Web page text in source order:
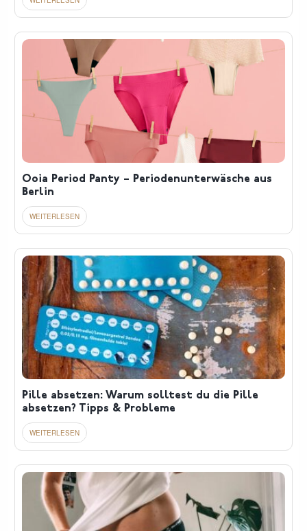
Ooia Period Panty – Periodenunterwäsche aus
Berlin
Pille absetzen: Warum solltest du die Pille
absetzen? Tipps & Probleme